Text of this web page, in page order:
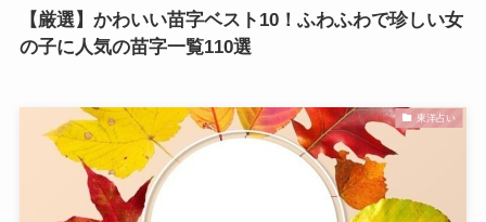
【厳選】かわいい苗字ベスト10！ふわふわで珍しい女
の子に人気の苗字一覧110選
東洋占い